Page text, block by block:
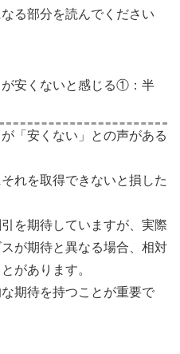
る部分を読んでください
が安くないと感じる①：半
「安くない」との声がある
れを取得できないと損した
を期待していますが、実際
が期待と異なる場合、相対
があります。
期待を持つことが重要で